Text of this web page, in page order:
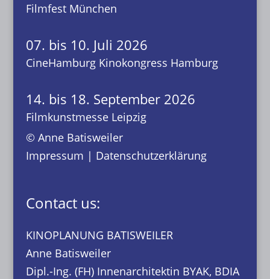
Filmfest München
07. bis 10. Juli 2026
CineHamburg Kinokongress Hamburg
14. bis 18. September 2026
Filmkunstmesse Leipzig
© Anne Batisweiler
Impressum | Datenschutzerklärung
Contact us:
KINOPLANUNG BATISWEILER
Anne Batisweiler
Dipl.-Ing. (FH) Innenarchitektin BYAK, BDIA